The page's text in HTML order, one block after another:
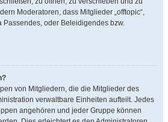
Moderatoren, dass Mitglieder „offtopic“,
Passendes, oder Beleidigendes bzw.
von Mitgliedern, die die Mitglieder des
verwaltbare Einheiten aufteilt. Jedes
angehören und jeder Gruppe können